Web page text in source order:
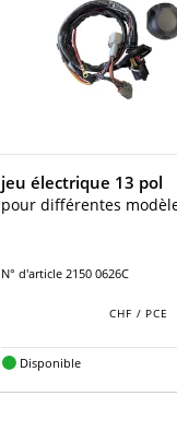
jeu électrique 13 pol
pour différentes
N° d'article 2150 0626C
Disponible